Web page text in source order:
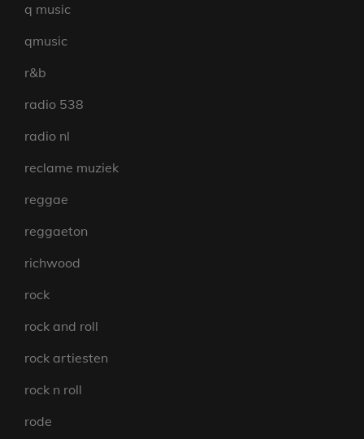
q music
qmusic
r&b
radio 538
radio nl
reclame muziek
reggae
reggaeton
richwood
rock
rock and roll
rock artiesten
rock n roll
rode